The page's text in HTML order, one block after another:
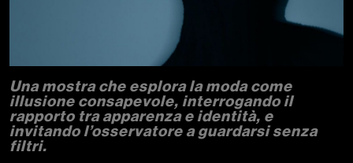
Una mostra che esplora la moda come
illusione consapevole, interrogando il
rapporto tra apparenza e identità, e
invitando l’osservatore a guardarsi senza
filtri.